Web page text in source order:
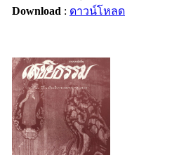
Download : ดาวน์โหลด